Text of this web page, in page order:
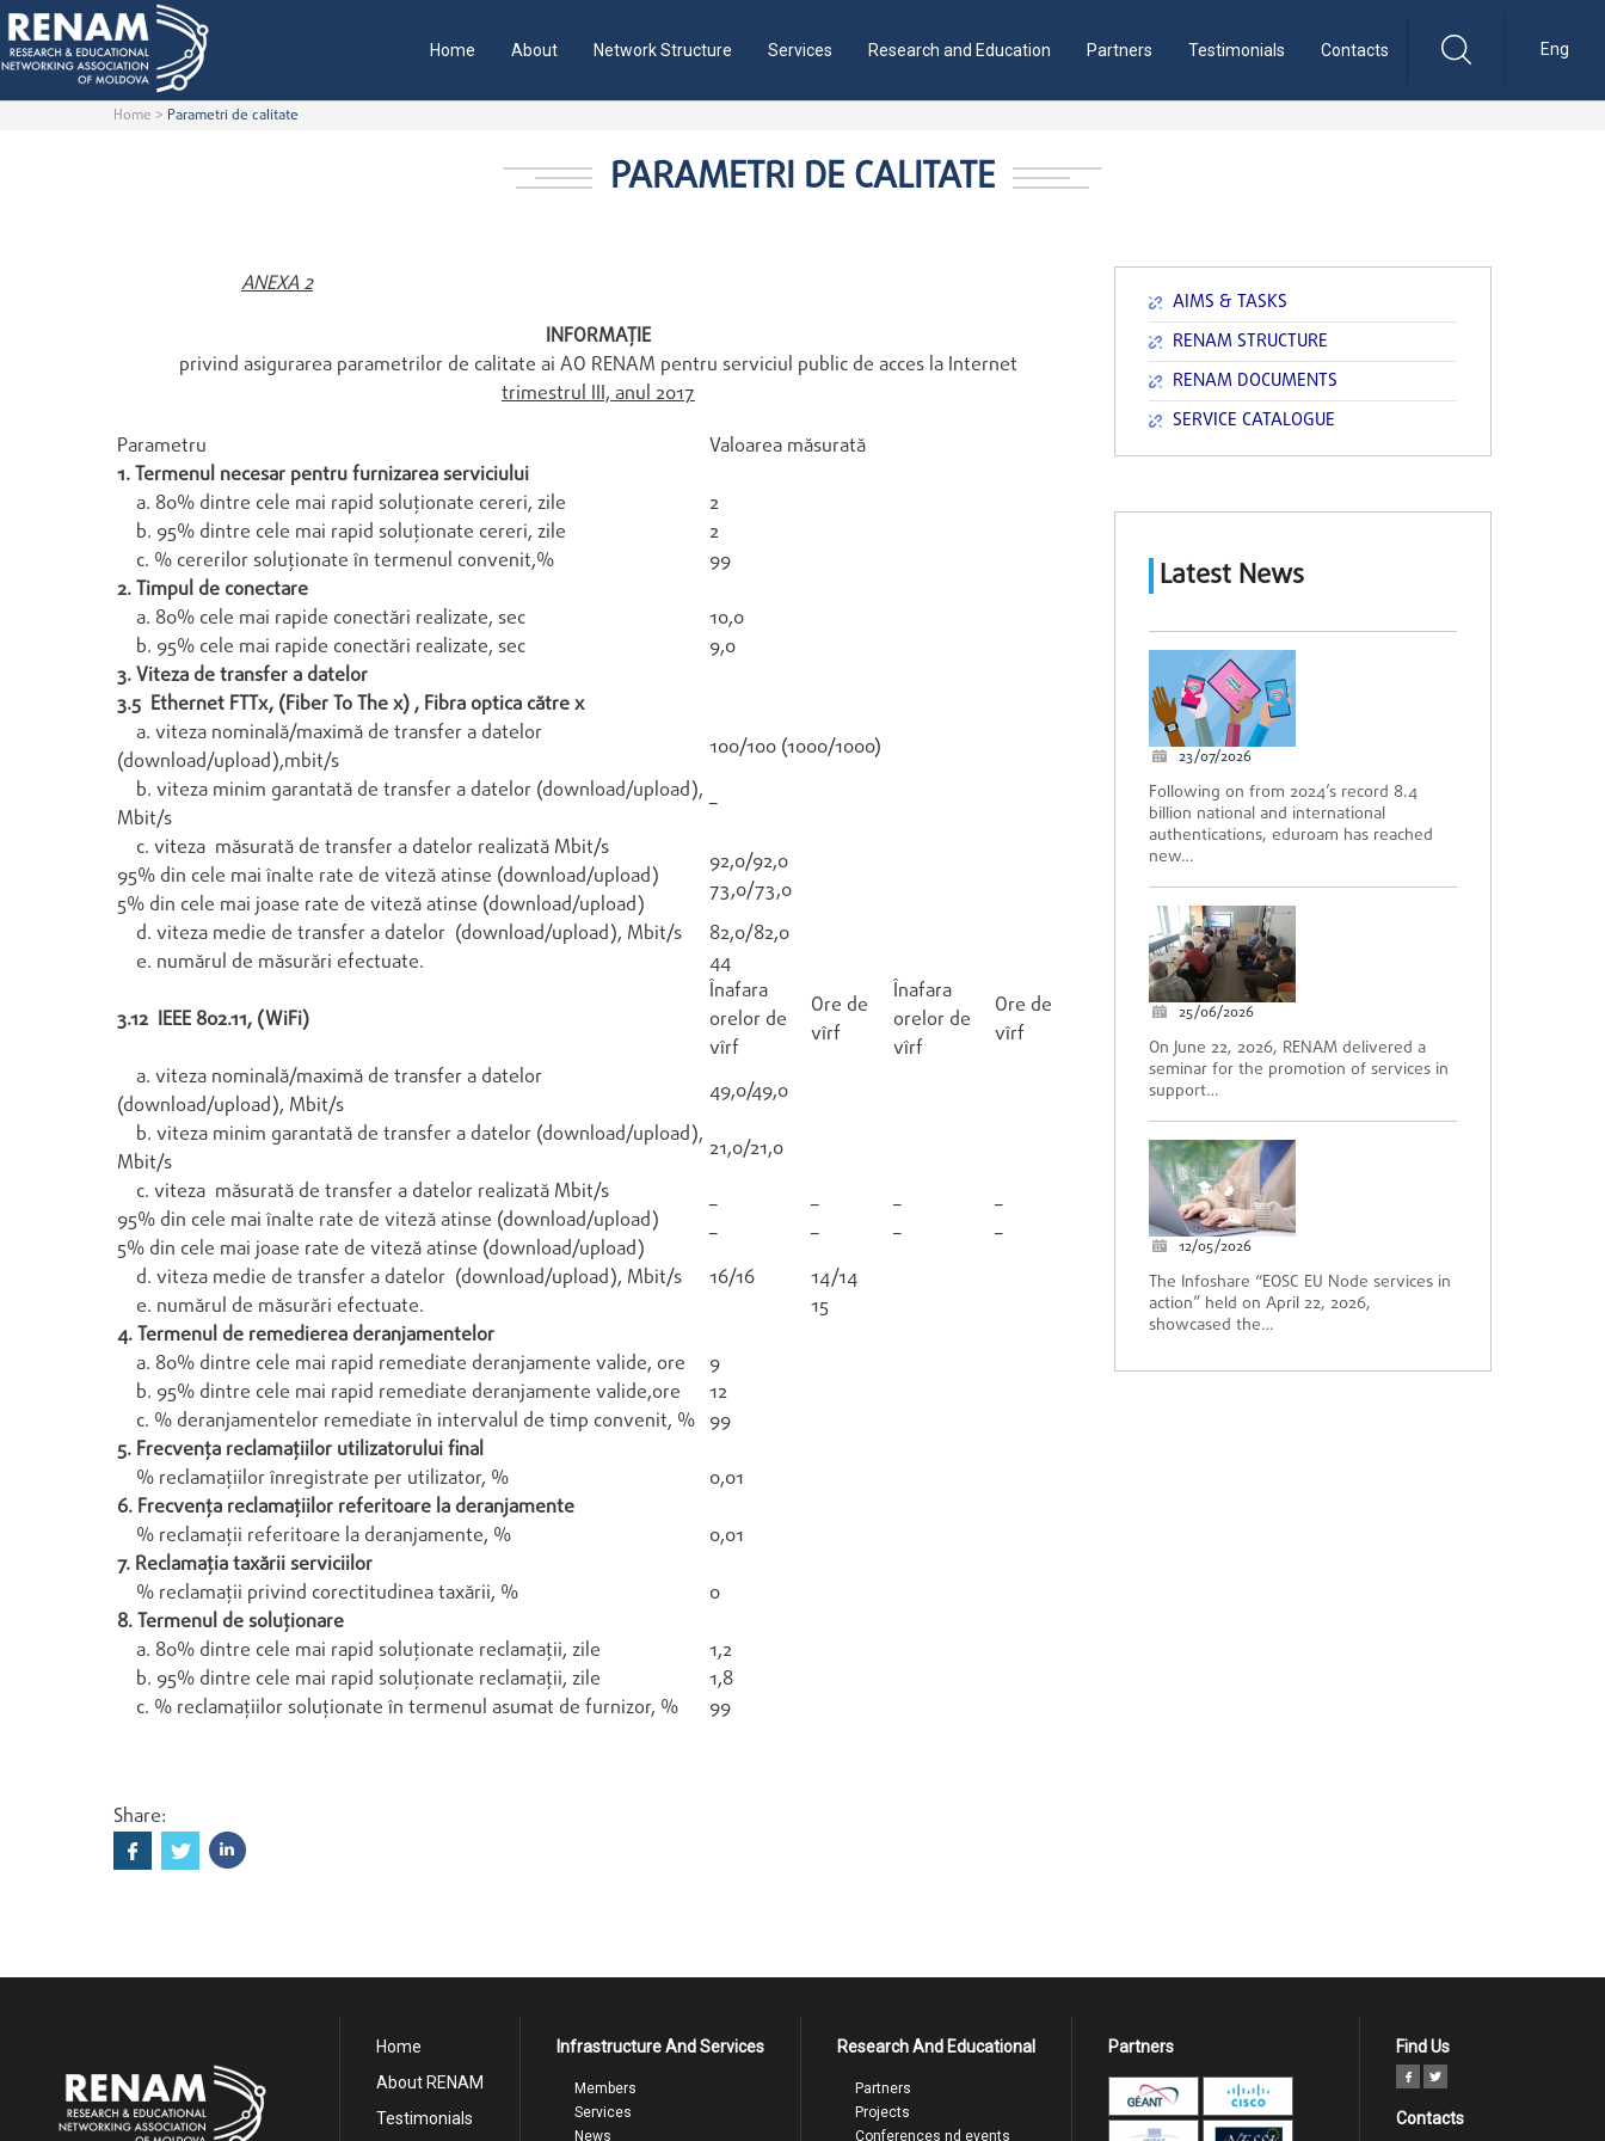
Eng
Home About Network Structure Services Research and Education Partners Testimonials Contacts
Home > Parametri de calitate
PARAMETRI DE CALITATE
AIMS & TASKS
RENAM STRUCTURE
RENAM DOCUMENTS
SERVICE CATALOGUE
Latest News
23/07/2026
Following on from 2024’s record 8.4
billion national and international
authentications, eduroam has reached
new…
25/06/2026
On June 22, 2026, RENAM delivered a
seminar for the promotion of services in
support…
12/05/2026
The Infoshare “EOSC EU Node services in
action” held on April 22, 2026,
showcased the…
ANEXA 2
INFORMAŢIE
privind asigurarea parametrilor de calitate ai AO RENAM pentru serviciul public de acces la Internet
trimestrul III, anul 2017
Parametru
Valoarea măsurată
1. Termenul necesar pentru furnizarea serviciului
a. 80% dintre cele mai rapid soluţionate cereri, zile
2
b. 95% dintre cele mai rapid soluţionate cereri, zile
2
c. % cererilor soluţionate în termenul convenit,%
99
2. Timpul de conectare
a. 80% cele mai rapide conectări realizate, sec
10,0
b. 95% cele mai rapide conectări realizate, sec
9,0
3. Viteza de transfer a datelor
3.5 Ethernet FTTx, (Fiber To The x) , Fibra optica către x
a. viteza nominală/maximă de transfer a datelor
(download/upload),mbit/s
100/100 (1000/1000)
b. viteza minim garantată de transfer a datelor (download/upload),
Mbit/s
–
c. viteza măsurată de transfer a datelor realizată Mbit/s
95% din cele mai înalte rate de viteză atinse (download/upload)
5% din cele mai joase rate de viteză atinse (download/upload)
92,0/92,0
73,0/73,0
d. viteza medie de transfer a datelor (download/upload), Mbit/s
82,0/82,0
e. numărul de măsurări efectuate.
44
3.12 IEEE 802.11, (WiFi)
Înafara
orelor de
vîrf
Ore de
vîrf
Înafara
orelor de
vîrf
Ore de
vîrf
a. viteza nominală/maximă de transfer a datelor
(download/upload), Mbit/s
49,0/49,0
b. viteza minim garantată de transfer a datelor (download/upload),
Mbit/s
21,0/21,0
c. viteza măsurată de transfer a datelor realizată Mbit/s
95% din cele mai înalte rate de viteză atinse (download/upload)
5% din cele mai joase rate de viteză atinse (download/upload)
–
–
–
–
–
–
–
–
d. viteza medie de transfer a datelor (download/upload), Mbit/s
16/16
14/14
e. numărul de măsurări efectuate.
15
4. Termenul de remedierea deranjamentelor
a. 80% dintre cele mai rapid remediate deranjamente valide, ore
9
b. 95% dintre cele mai rapid remediate deranjamente valide,ore
12
c. % deranjamentelor remediate în intervalul de timp convenit, % 99
5. Frecvenţa reclamaţiilor utilizatorului final
% reclamaţiilor înregistrate per utilizator, %
0,01
6. Frecvenţa reclamaţiilor referitoare la deranjamente
% reclamaţii referitoare la deranjamente, %
0,01
7. Reclamaţia taxării serviciilor
% reclamaţii privind corectitudinea taxării, %
0
8. Termenul de soluţionare
a. 80% dintre cele mai rapid soluţionate reclamaţii, zile
1,2
b. 95% dintre cele mai rapid soluţionate reclamaţii, zile
1,8
c. % reclamaţiilor soluţionate în termenul asumat de furnizor, %
99
Share:
Find Us
Contacts
Partners
Research And Educational
Partners
Projects
Conferences nd events
Infrastructure And Services
Members
Services
News
Home
About RENAM
Testimonials